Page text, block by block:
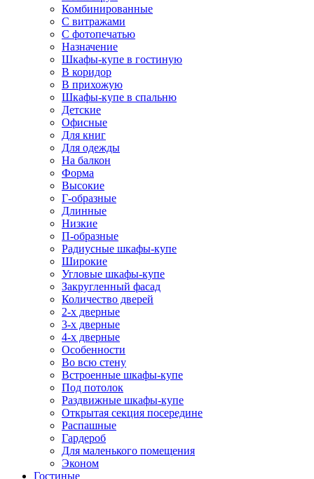
Комбинированные
С витражами
С фотопечатью
Назначение
Шкафы-купе в гостиную
В коридор
В прихожую
Шкафы-купе в спальню
Детские
Офисные
Для книг
Для одежды
На балкон
Форма
Высокие
Г-образные
Длинные
Низкие
П-образные
Радиусные шкафы-купе
Широкие
Угловые шкафы-купе
Закругленный фасад
Количество дверей
2-х дверные
3-х дверные
4-х дверные
Особенности
Во всю стену
Встроенные шкафы-купе
Под потолок
Раздвижные шкафы-купе
Открытая секция посередине
Распашные
Гардероб
Для маленького помещения
Эконом
Гостиные